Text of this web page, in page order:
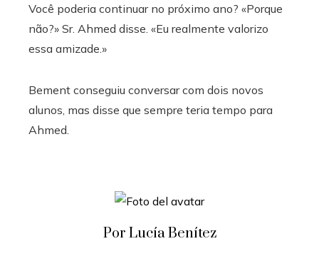
Você poderia continuar no próximo ano? «Porque
não?» Sr. Ahmed disse. «Eu realmente valorizo ​​
essa amizade.»
Bement conseguiu conversar com dois novos
alunos, mas disse que sempre teria tempo para
Ahmed.
Por Lucía Benítez